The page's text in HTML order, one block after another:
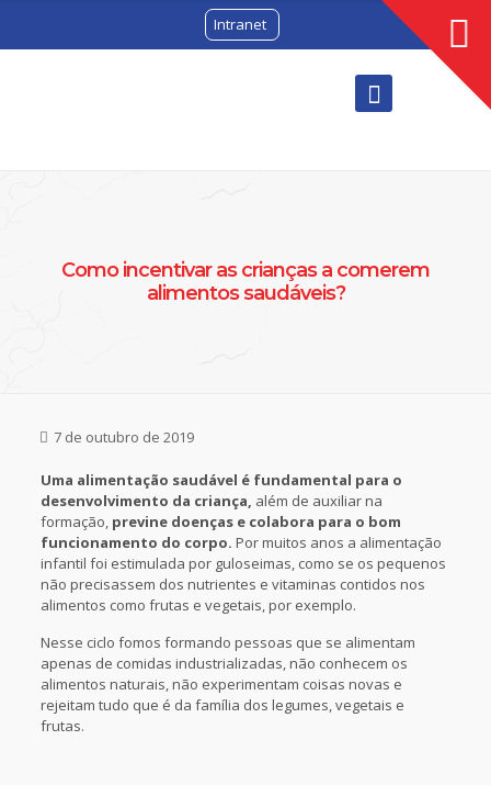
Intranet
Como incentivar as crianças a comerem
alimentos saudáveis?
7 de outubro de 2019
Uma alimentação saudável é fundamental para o
desenvolvimento da criança, além de auxiliar na
formação, previne doenças e colabora para o bom
funcionamento do corpo. Por muitos anos a alimentação
infantil foi estimulada por guloseimas, como se os pequenos
não precisassem dos nutrientes e vitaminas contidos nos
alimentos como frutas e vegetais, por exemplo.
Nesse ciclo fomos formando pessoas que se alimentam
apenas de comidas industrializadas, não conhecem os
alimentos naturais, não experimentam coisas novas e
rejeitam tudo que é da família dos legumes, vegetais e
frutas.